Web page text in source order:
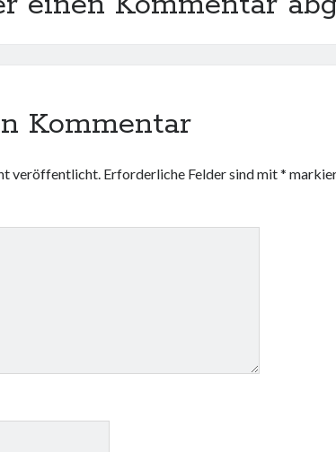
Kommentar
veröffentlicht. Erforderliche Felder sind mit*